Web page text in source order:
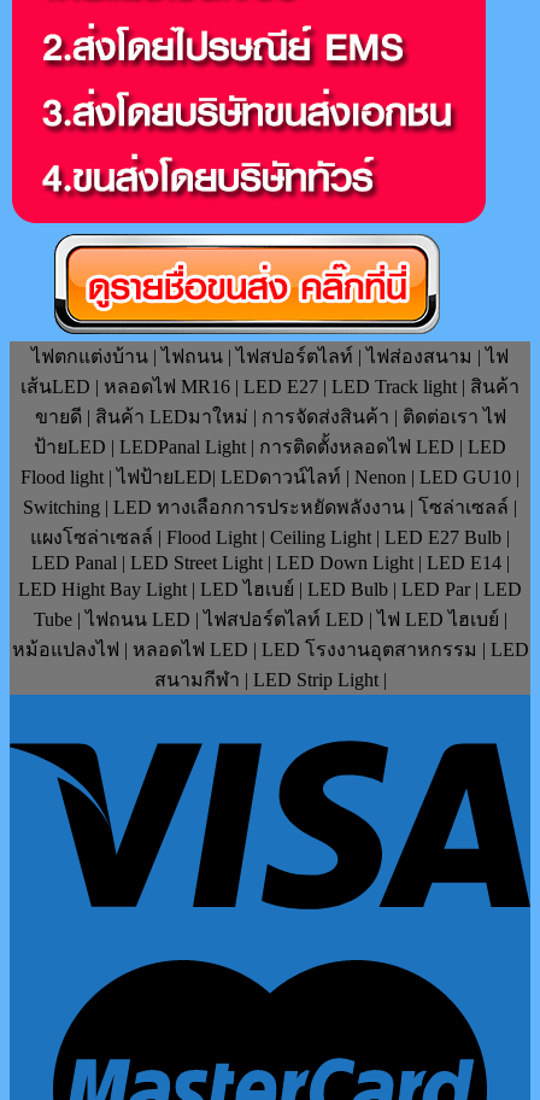
ไฟตกแต่งบ้าน | ไฟถนน | ไฟสปอร์ตไลท์ | ไฟส่องสนาม | ไฟ
เส้นLED | หลอดไฟ MR16 | LED E27 | LED Track light | สินค้า
ขายดี | สินค้า LEDมาใหม่ | การจัดส่งสินค้า | ติดต่อเรา ไฟ
ป้ายLED | LEDPanal Light | การติดตั้งหลอดไฟ LED | LED
Flood light | ไฟป้ายLED| LEDดาวน์ไลท์ | Nenon | LED GU10 |
Switching | LED ทางเลือกการประหยัดพลังงาน | โซล่าเซลล์ |
แผงโซล่าเซลล์ | Flood Light | Ceiling Light | LED E27 Bulb |
LED Panal | LED Street Light | LED Down Light | LED E14 |
LED Hight Bay Light | LED ไฮเบย์ | LED Bulb | LED Par | LED
Tube | ไฟถนน LED | ไฟสปอร์ตไลท์ LED | ไฟ LED ไฮเบย์ |
หม้อแปลงไฟ | หลอดไฟ LED | LED โรงงานอุตสาหกรรม | LED
สนามกีฬา | LED Strip Light |